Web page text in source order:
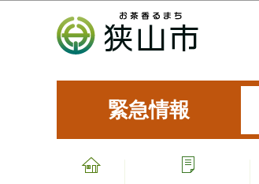
緊急情報